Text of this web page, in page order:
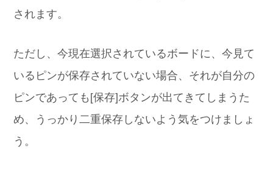
されます。
ただし、今現在選択されているボードに、今見て
いるピンが保存されていない場合、それが自分の
ピンであっても[保存]ボタンが出てきてしまうた
め、うっかり二重保存しないよう気をつけましょ
う。